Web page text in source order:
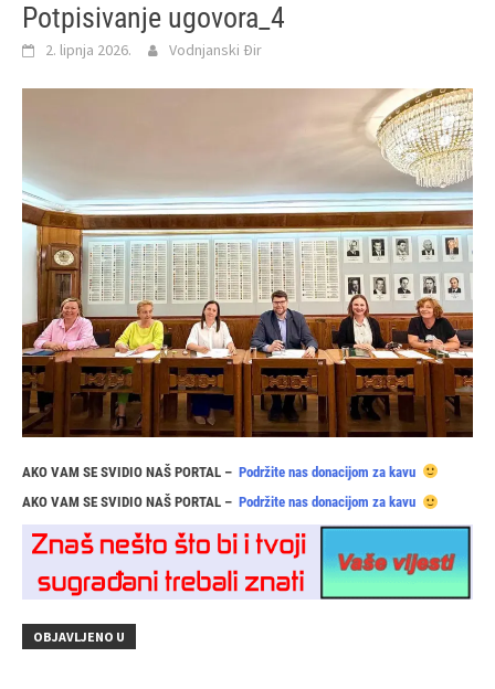
Potpisivanje ugovora_4
2. lipnja 2026. Vodnjanski Đir
AKO VAM SE SVIDIO NAŠ PORTAL – Podržite nas donacijom za kavu
AKO VAM SE SVIDIO NAŠ PORTAL – Podržite nas donacijom za kavu
OBJAVLJENO U